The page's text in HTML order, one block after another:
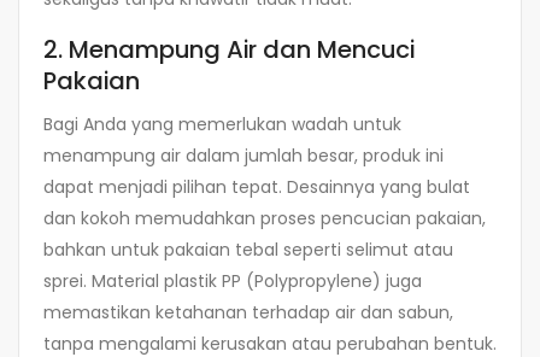
2. Menampung Air dan Mencuci
Pakaian
Bagi Anda yang memerlukan wadah untuk
menampung air dalam jumlah besar, produk ini
dapat menjadi pilihan tepat. Desainnya yang bulat
dan kokoh memudahkan proses pencucian pakaian,
bahkan untuk pakaian tebal seperti selimut atau
sprei. Material plastik PP (Polypropylene) juga
memastikan ketahanan terhadap air dan sabun,
tanpa mengalami kerusakan atau perubahan bentuk.